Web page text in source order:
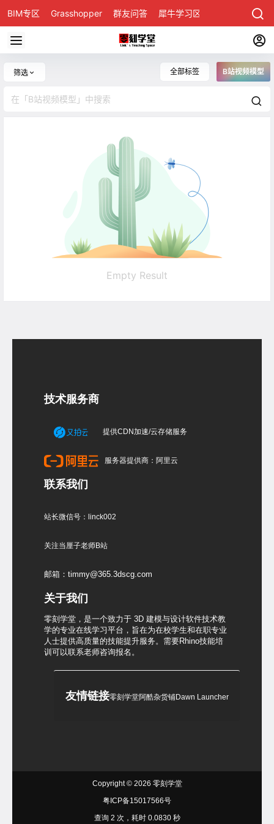
BIM专区 Grasshopper 群友问答 犀牛学习区
筛选 全部标签 B站视频模型
Empty Result
技术服务商
提供CDN加速/云存储服务
服务器提供商：阿里云
联系我们
站长微信号：linck002
关注当厘子老师B站
邮箱：timmy@365.3dscg.com
关于我们
零刻学堂，是一个致力于 3D 建模与设计软件技术教
学的专业在线学习平台，旨在为在校学生和在职专业
人士提供高质量的技能提升服务。需要Rhino技能培
训可以联系老师咨询报名。
友情链接零刻学堂阿酷杂货铺Dawn Launcher
Copyright © 2026 零刻学堂
粤ICP备15017566号
查询 2 次，耗时 0.0830 秒